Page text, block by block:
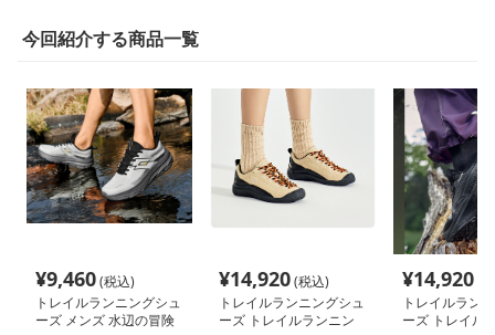
今回紹介する商品一覧
¥9,460(税込)
トレイルランニングシュ
ーズ メンズ 水辺の冒険
¥14,920(税込)
トレイルランニングシュ
ーズ トレイルランニン
¥14,920
トレイルラン
ーズ トレイル